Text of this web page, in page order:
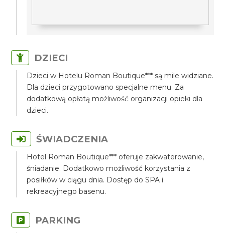
DZIECI
Dzieci w Hotelu Roman Boutique*** są mile widziane.
Dla dzieci przygotowano specjalne menu. Za
dodatkową opłatą możliwość organizacji opieki dla
dzieci.
ŚWIADCZENIA
Hotel Roman Boutique*** oferuje zakwaterowanie,
śniadanie. Dodatkowo możliwość korzystania z
posiłków w ciągu dnia. Dostęp do SPA i
rekreacyjnego basenu.
PARKING